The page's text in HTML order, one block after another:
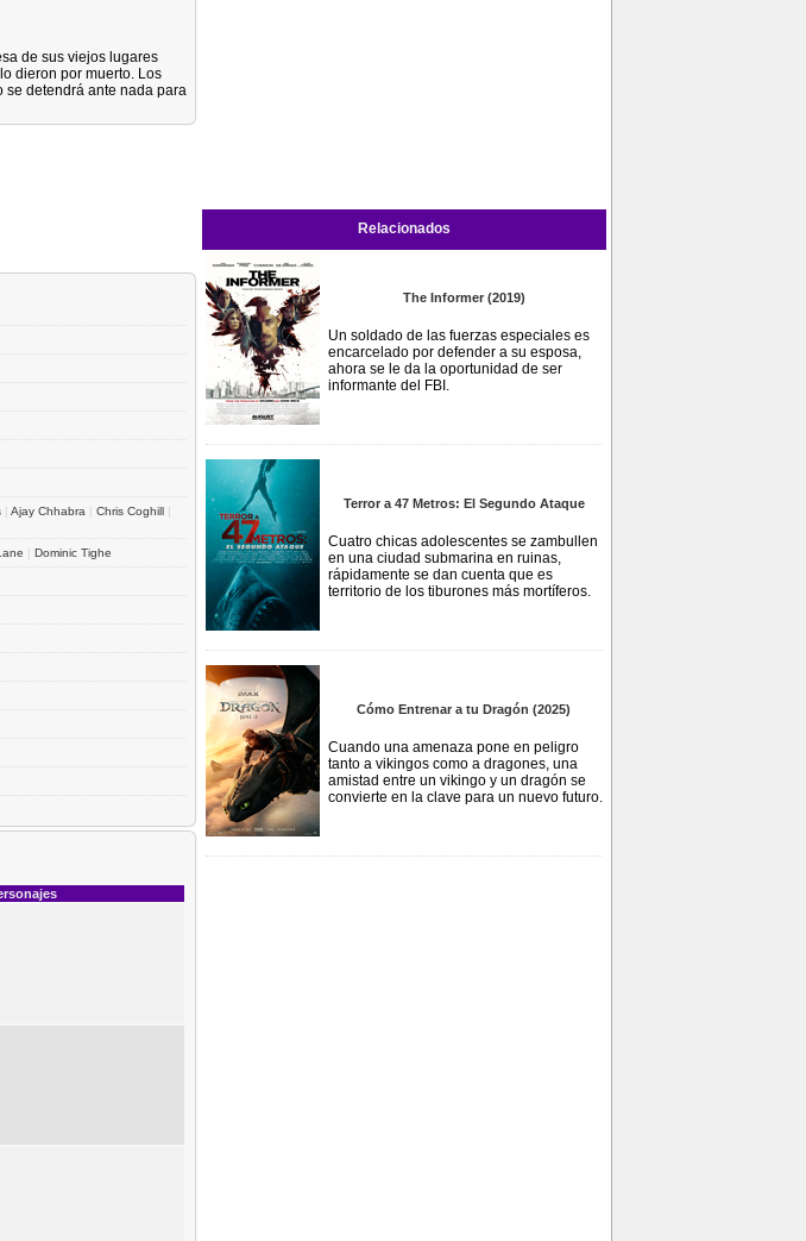
de sus viejos lugares
dieron por muerto. Los
se detendrá ante nada para
| Ajay Chhabra | Chris Coghill |
| Dominic Tighe
Relacionados
The Informer (2019)
Un soldado de las fuerzas especiales es
encarcelado por defender a su esposa,
ahora se le da la oportunidad de ser
informante del FBI.
Terror a 47 Metros: El Segundo Ataque
Cuatro chicas adolescentes se zambullen
en una ciudad submarina en ruinas,
rápidamente se dan cuenta que es
territorio de los tiburones más mortíferos.
Cómo Entrenar a tu Dragón (2025)
Cuando una amenaza pone en peligro
tanto a vikingos como a dragones, una
amistad entre un vikingo y un dragón se
convierte en la clave para un nuevo futuro.